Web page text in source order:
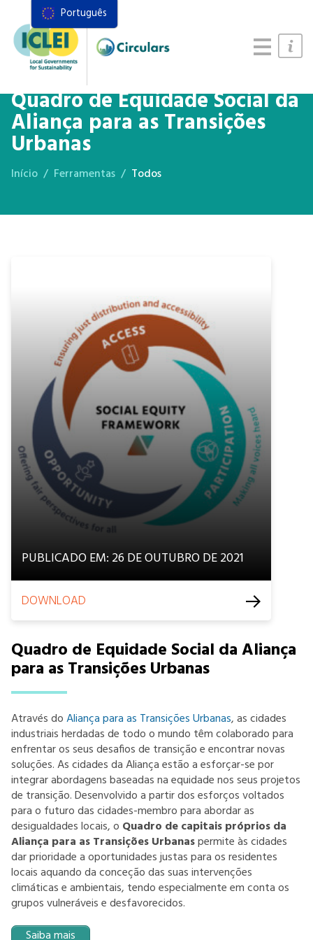
Recursos
Quadro de ações
Quadro de Equidade Social da
Aliança para as Transições
Urbanas
Início Ferramentas Todos
PUBLICADO EM: 26 DE OUTUBRO DE 2021
DOWNLOAD
Quadro de Equidade Social da Aliança
para as Transições Urbanas
Através doAliança para as Transições Urbanas, as cidades
industriais herdadas de todo o mundo têm colaborado para
enfrentar os seus desafios de transição e encontrar novas
soluções. As cidades da Aliança estão a esforçar-se por
integrar abordagens baseadas na equidade nos seus projetos
de transição. Desenvolvido a partir dos esforços voltados
para o futuro das cidades-membro para abordar as
desigualdades locais, o Quadro de capitais próprios da
Aliança para as Transições Urbanaspermite às cidades
dar prioridade a oportunidades justas para os residentes
locais aquando da conceção das suas intervenções
climáticas e ambientais, tendo especialmente em conta os
grupos vulneráveis e desfavorecidos.
Saiba mais
Português